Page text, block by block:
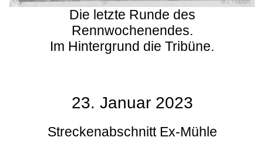
Die letzte Runde des
Rennwochenendes.
Im Hintergrund die Tribüne.
23. Januar 2023
Streckenabschnitt Ex-Mühle